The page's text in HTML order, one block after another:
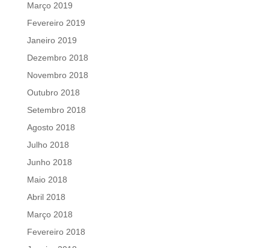
Março 2019
Fevereiro 2019
Janeiro 2019
Dezembro 2018
Novembro 2018
Outubro 2018
Setembro 2018
Agosto 2018
Julho 2018
Junho 2018
Maio 2018
Abril 2018
Março 2018
Fevereiro 2018